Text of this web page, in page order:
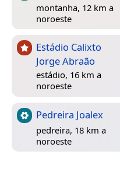
montanha, 12 km a
noroeste
Estádio Calixto
Jorge Abraão
estádio, 16 km a
noroeste
Pedreira Joalex
pedreira, 18 km a
noroeste